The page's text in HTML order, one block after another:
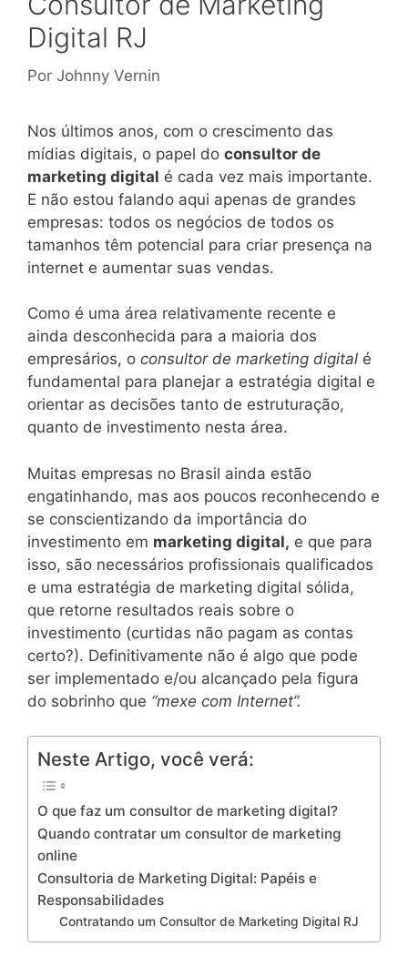
Digital RJ
Por Johnny Vernin
Nos últimos anos, com o crescimento das
mídias digitais, o papel do consultor de
marketing digital é cada vez mais importante.
E não estou falando aqui apenas de grandes
empresas: todos os negócios de todos os
tamanhos têm potencial para criar presença na
internet e aumentar suas vendas.
Como é uma área relativamente recente e
ainda desconhecida para a maioria dos
empresários, o consultor de marketing digital é
fundamental para planejar a estratégia digital e
orientar as decisões tanto de estruturação,
quanto de investimento nesta área.
Muitas empresas no Brasil ainda estão
engatinhando, mas aos poucos reconhecendo e
se conscientizando da importância do
investimento em marketing digital, e que para
isso, são necessários profissionais qualificados
e uma estratégia de marketing digital sólida,
que retorne resultados reais sobre o
investimento (curtidas não pagam as contas
certo?). Definitivamente não é algo que pode
ser implementado e/ou alcançado pela figura
do sobrinho que “mexe com Internet”.
Neste Artigo, você verá:
O que faz um consultor de marketing digital?
Quando contratar um consultor de marketing
online
Consultoria de Marketing Digital: Papéis e
Responsabilidades
Contratando um Consultor de Marketing Digital RJ